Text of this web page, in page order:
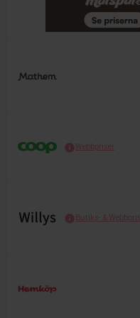
Webbpriser
Butiks- & Webbpris